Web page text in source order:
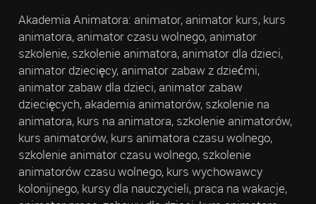
Akademia Animatora: animator, animator kurs, kurs
animatora, animator czasu wolnego, animator
szkolenie, szkolenie animatora, animator dla dzieci,
animator dziecięcy, animator zabaw z dziećmi,
animator zabaw dla dzieci, animator zabaw
dziecięcych, akademia animatorów, szkolenie na
animatora, kurs na animatora, szkolenie animatorów,
kurs animatorów, kurs animatora czasu wolnego,
szkolenie animator czasu wolnego, szkolenie
animatorów czasu wolnego, kurs wychowawcy
kolonijnego, kursy dla nauczycieli, praca na wakacje,